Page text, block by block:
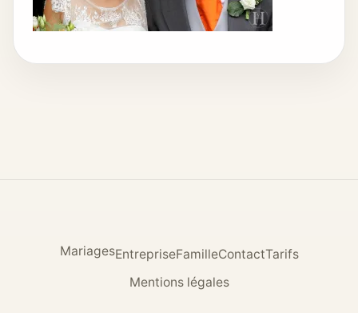
MariagesEntrepriseFamilleContactTarifs
Mentions légales